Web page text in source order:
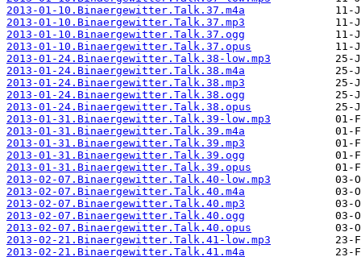
2013-01-10.Binaergewitter.Talk.37.m4a
2013-01-10.Binaergewitter.Talk.37.mp3
2013-01-10.Binaergewitter.Talk.37.ogg
2013-01-10.Binaergewitter.Talk.37.opus
2013-01-24.Binaergewitter.Talk.38-low.mp3
2013-01-24.Binaergewitter.Talk.38.m4a
2013-01-24.Binaergewitter.Talk.38.mp3
2013-01-24.Binaergewitter.Talk.38.ogg
2013-01-24.Binaergewitter.Talk.38.opus
2013-01-31.Binaergewitter.Talk.39-low.mp3
2013-01-31.Binaergewitter.Talk.39.m4a
2013-01-31.Binaergewitter.Talk.39.mp3
2013-01-31.Binaergewitter.Talk.39.ogg
2013-01-31.Binaergewitter.Talk.39.opus
2013-02-07.Binaergewitter.Talk.40-low.mp3
2013-02-07.Binaergewitter.Talk.40.m4a
2013-02-07.Binaergewitter.Talk.40.mp3
2013-02-07.Binaergewitter.Talk.40.ogg
2013-02-07.Binaergewitter.Talk.40.opus
2013-02-21.Binaergewitter.Talk.41-low.mp3
2013-02-21.Binaergewitter.Talk.41.m4a